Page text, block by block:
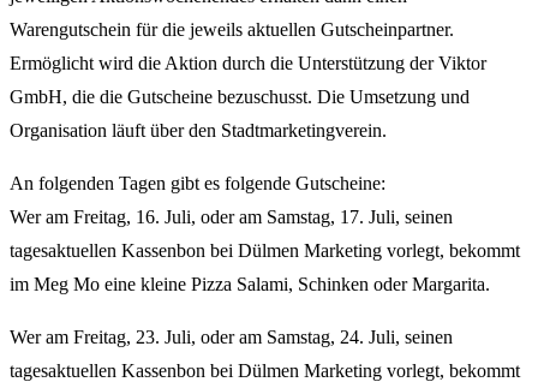
Warengutschein für die jeweils aktuellen Gutscheinpartner.
Ermöglicht wird die Aktion durch die Unterstützung der Viktor
GmbH, die die Gutscheine bezuschusst. Die Umsetzung und
Organisation läuft über den Stadtmarketingverein.
An folgenden Tagen gibt es folgende Gutscheine:
Wer am Freitag, 16. Juli, oder am Samstag, 17. Juli, seinen
tagesaktuellen Kassenbon bei Dülmen Marketing vorlegt, bekommt
im Meg Mo eine kleine Pizza Salami, Schinken oder Margarita.
Wer am Freitag, 23. Juli, oder am Samstag, 24. Juli, seinen
tagesaktuellen Kassenbon bei Dülmen Marketing vorlegt, bekommt